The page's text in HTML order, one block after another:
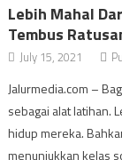
Lebih Mahal
Tembus
July 15, 2021
Jalurmedia.com –
sebagai alat latihan.
hidup mereka.
menunjukkan kelas